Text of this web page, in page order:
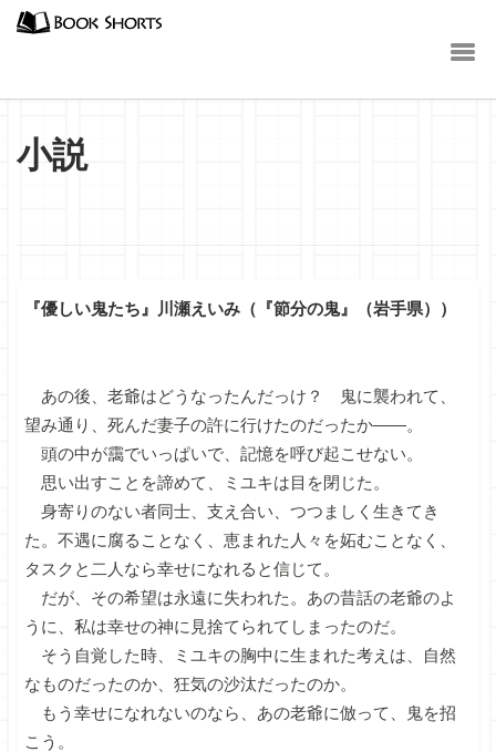
小説
『優しい鬼たち』川瀬えいみ（『節分の鬼』（岩手県））
あの後、老爺はどうなったんだっけ？ 鬼に襲われて、
望み通り、死んだ妻子の許に行けたのだったか――。
頭の中が靄でいっぱいで、記憶を呼び起こせない。
思い出すことを諦めて、ミユキは目を閉じた。
身寄りのない者同士、支え合い、つつましく生きてき
た。不遇に腐ることなく、恵まれた人々を妬むことなく、
タスクと二人なら幸せになれると信じて。
だが、その希望は永遠に失われた。あの昔話の老爺のよ
うに、私は幸せの神に見捨てられてしまったのだ。
そう自覚した時、ミユキの胸中に生まれた考えは、自然
なものだったのか、狂気の沙汰だったのか。
もう幸せになれないのなら、あの老爺に倣って、鬼を招
こう。